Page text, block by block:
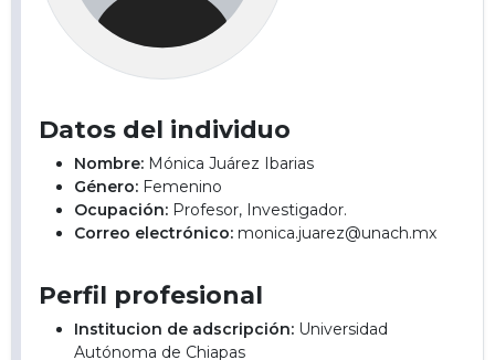
Datos del individuo
Nombre: Mónica Juárez Ibarias
Género: Femenino
Ocupación: Profesor, Investigador.
Correo electrónico: monica.juarez@unach.mx
Perfil profesional
Institucion de adscripción: Universidad
Autónoma de Chiapas